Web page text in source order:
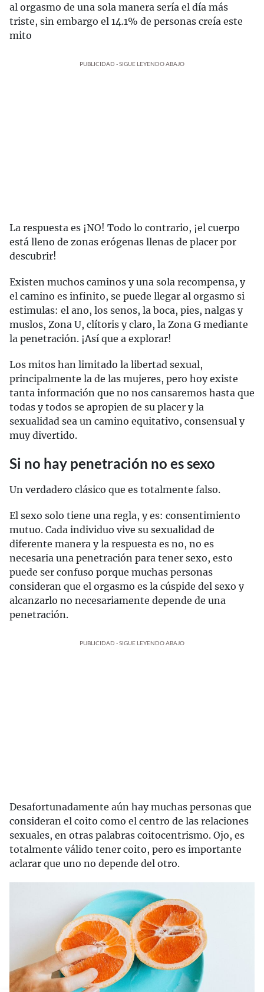
al orgasmo de una sola manera sería el día más
triste, sin embargo el 14.1% de personas creía este
mito
PUBLICIDAD - SIGUE LEYENDO ABAJO
La respuesta es ¡NO! Todo lo contrario, ¡el cuerpo
está lleno de zonas erógenas llenas de placer por
descubrir!
Existen muchos caminos y una sola recompensa, y
el camino es infinito, se puede llegar al orgasmo si
estimulas: el ano, los senos, la boca, pies, nalgas y
muslos, Zona U, clítoris y claro, la Zona G mediante
la penetración. ¡Así que a explorar!
Los mitos han limitado la libertad sexual,
principalmente la de las mujeres, pero hoy existe
tanta información que no nos cansaremos hasta que
todas y todos se apropien de su placer y la
sexualidad sea un camino equitativo, consensual y
muy divertido.
Si no hay penetración no es sexo
Un verdadero clásico que es totalmente falso.
El sexo solo tiene una regla, y es: consentimiento
mutuo. Cada individuo vive su sexualidad de
diferente manera y la respuesta es no, no es
necesaria una penetración para tener sexo, esto
puede ser confuso porque muchas personas
consideran que el orgasmo es la cúspide del sexo y
alcanzarlo no necesariamente depende de una
penetración.
PUBLICIDAD - SIGUE LEYENDO ABAJO
Desafortunadamente aún hay muchas personas que
consideran el coito como el centro de las relaciones
sexuales, en otras palabras coitocentrismo. Ojo, es
totalmente válido tener coito, pero es importante
aclarar que uno no depende del otro.